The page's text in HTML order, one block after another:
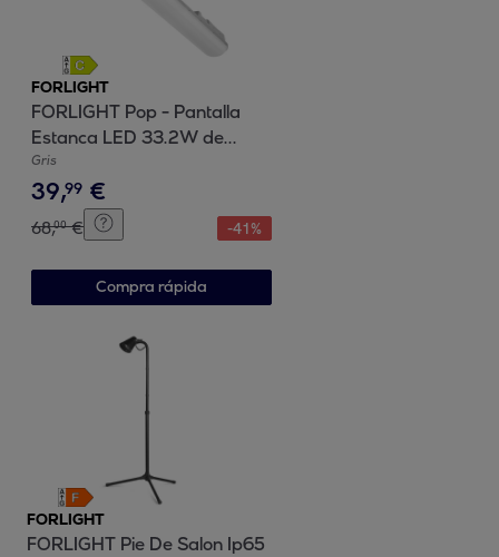
FORLIGHT
FORLIGHT Pop - Pantalla
Estanca LED 33.2W de
116cm. Impermeable a
Prueba de Polvo y Humedad
IP65. Ideal para Garajes |
Talleres
Gris
39,99 €
68,00 € -41%
Compra rápida
FORLIGHT
FORLIGHT Pie De Salon Ip65